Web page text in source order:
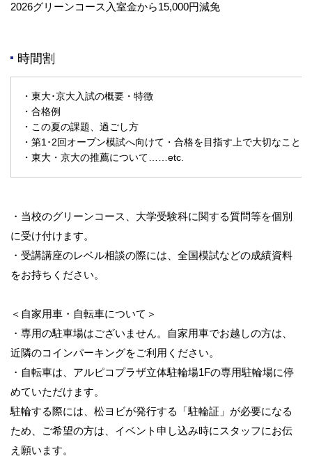
2026グリーンコース入室金から15,000円減免
時間割
・東大･京大入試の概要・特徴
・合格例
・この夏の課題、過ごし方
・第1･2回オープン模試へ向けて・合格を目指す上で大切なこと
・東大・京大の推薦について……etc.
・当校のグリーンコース、大学受験科に関する質問等を個別
に受け付けます。
・受講講座のレベル相談の際には、全国模試などの成績資料
をお持ちください。
＜自家用車・自転車について＞
・専用の駐車場はございません。自家用車でお越しの方は、
近隣のコインパーキングをご利用ください。
・自転車は、アルピコプラザ立体駐輪場1Fの専用駐輪場に停
めていただけます。
駐輪する際には、松ヨビが発行する「駐輪証」が必要になる
ため、ご希望の方は、イベント申し込み時にスタッフにお伝
え願います。